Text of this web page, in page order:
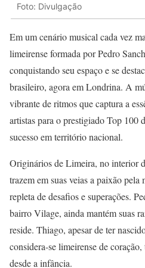
Foto: Divulgação
Em um cenário musical cada vez
limeirense formada por Pedro
conquistando seu espaço e se
brasileiro, agora em Londrina. A
vibrante de ritmos que captura a
artistas para o prestigiado Top 100
sucesso em território nacional.
Originários de Limeira, no interior
trazem em suas veias a paixão
repleta de desafios e superações.
bairro Vilage, ainda mantém suas
reside. Thiago, apesar de ter
considera-se limeirense de
desde a infância.